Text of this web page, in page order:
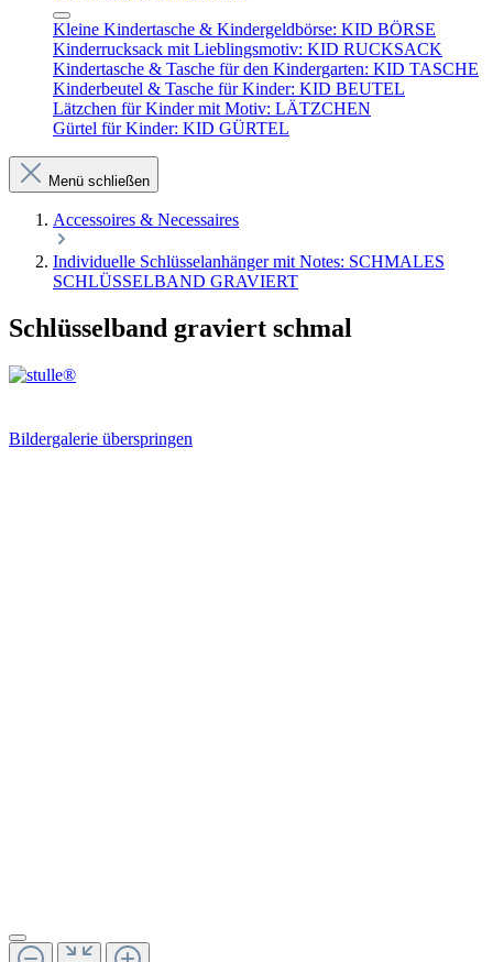
Kleine Kindertasche & Kindergeldbörse: KID BÖRSE
Kinderrucksack mit Lieblingsmotiv: KID RUCKSACK
Kindertasche & Tasche für den Kindergarten: KID TASCHE
Kinderbeutel & Tasche für Kinder: KID BEUTEL
Lätzchen für Kinder mit Motiv: LÄTZCHEN
Gürtel für Kinder: KID GÜRTEL
Menü schließen
Accessoires & Necessaires
Individuelle Schlüsselanhänger mit Notes: SCHMALES
SCHLÜSSELBAND GRAVIERT
Schlüsselband graviert schmal
Bildergalerie überspringen